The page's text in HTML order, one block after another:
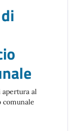
al
comunale